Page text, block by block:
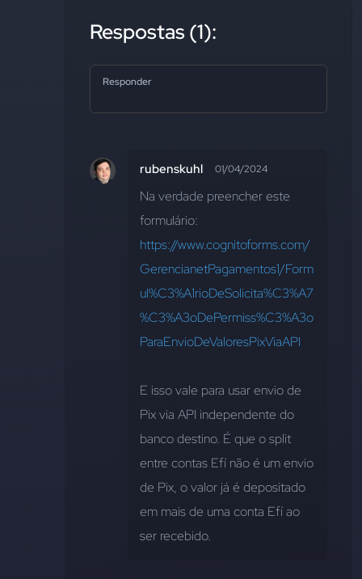
Respostas (1):
Responder
rubenskuhl 01/04/2024
Na verdade preencher este
https://www.cognitoforms.com/
GerencianetPagamentos1/Form
ul%C3%A1rioDeSolicita%C3%A7
%C3%A3oDePermiss%C3%A3o
ParaEnvioDeValoresPixViaAPI
E isso vale para usar envio de
Pix via API independente do
banco destino. É que o split
entre contas Efí não é um envio
de Pix, o valor já é depositado
em mais de uma conta Efí ao
ser recebido.